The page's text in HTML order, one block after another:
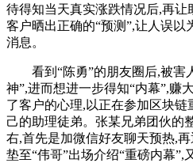
待得知当天真实涨跌情况后,再让
客户晒出正确的“预测”,让人误以
消息。
看到“陈勇”的朋友圈后,被害
神”,进而想进一步得知“内幕”,赚
了客户的心理,以正在参加区块链
己的助理徒弟。张某兄弟团伙的
右,首先是加微信好友聊天预热,
垫至“伟哥”出场介绍“重磅内幕”,